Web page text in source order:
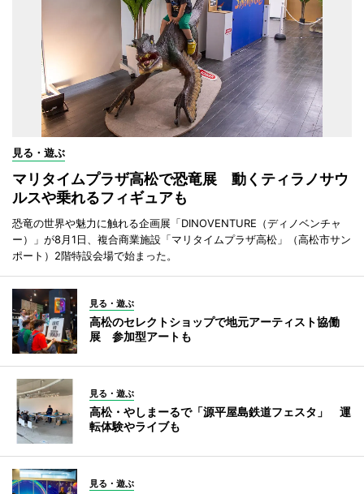
見る・遊ぶ
マリタイムプラザ高松で恐竜展 動くティラノサウ
ルスや乗れるフィギュアも
恐竜の世界や魅力に触れる企画展「DINOVENTURE（ディノベンチャ
ー）」が8月1日、複合商業施設「マリタイムプラザ高松」（高松市サン
ポート）2階特設会場で始まった。
見る・遊ぶ
高松のセレクトショップで地元アーティスト協働
展 参加型アートも
見る・遊ぶ
高松・やしまーるで「源平屋島鉄道フェスタ」 運
転体験やライブも
見る・遊ぶ